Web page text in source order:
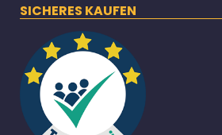
SICHERES KAUFEN